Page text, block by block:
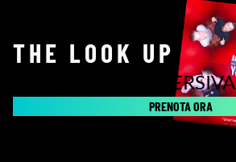
THE LOOK UP
ESPERIENZA IMMERSIVA
PRENOTA ORA